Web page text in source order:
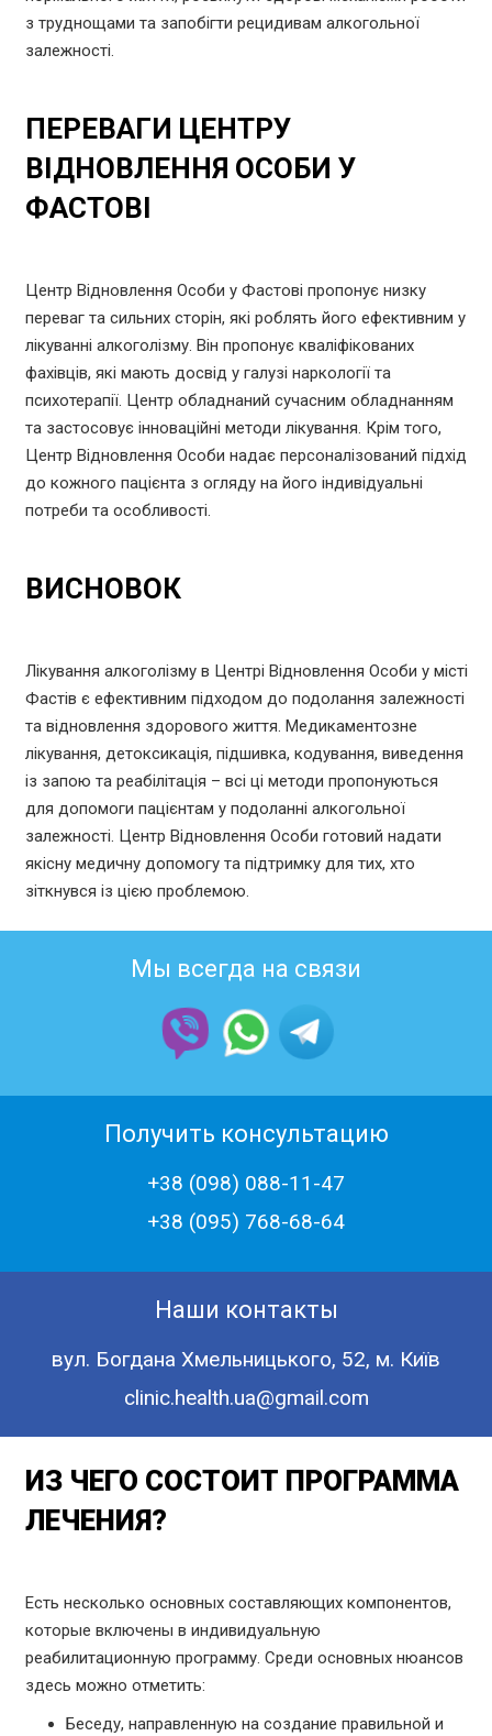
з труднощами та запобігти рецидивам алкогольної
залежності.
ПЕРЕВАГИ ЦЕНТРУ
ВІДНОВЛЕННЯ ОСОБИ У
ФАСТОВІ
Центр Відновлення Особи у Фастові пропонує низку
переваг та сильних сторін, які роблять його ефективним у
лікуванні алкоголізму. Він пропонує кваліфікованих
фахівців, які мають досвід у галузі наркології та
психотерапії. Центр обладнаний сучасним обладнанням
та застосовує інноваційні методи лікування. Крім того,
Центр Відновлення Особи надає персоналізований підхід
до кожного пацієнта з огляду на його індивідуальні
потреби та особливості.
ВИСНОВОК
Лікування алкоголізму в Центрі Відновлення Особи у місті
Фастів є ефективним підходом до подолання залежності
та відновлення здорового життя. Медикаментозне
лікування, детоксикація, підшивка, кодування, виведення
із запою та реабілітація – всі ці методи пропонуються
для допомоги пацієнтам у подоланні алкогольної
залежності. Центр Відновлення Особи готовий надати
якісну медичну допомогу та підтримку для тих, хто
зіткнувся із цією проблемою.
Мы всегда на связи
Получить консультацию
+38 (098) 088-11-47
+38 (‎095) 768-68-64
Наши контакты
вул. Богдана Хмельницького, 52, м. Київ
clinic.health.ua@gmail.com
ИЗ ЧЕГО СОСТОИТ ПРОГРАММА
ЛЕЧЕНИЯ?
Есть несколько основных составляющих компонентов,
которые включены в индивидуальную
реабилитационную программу. Среди основных нюансов
здесь можно отметить:
Беседу, направленную на создание правильной и